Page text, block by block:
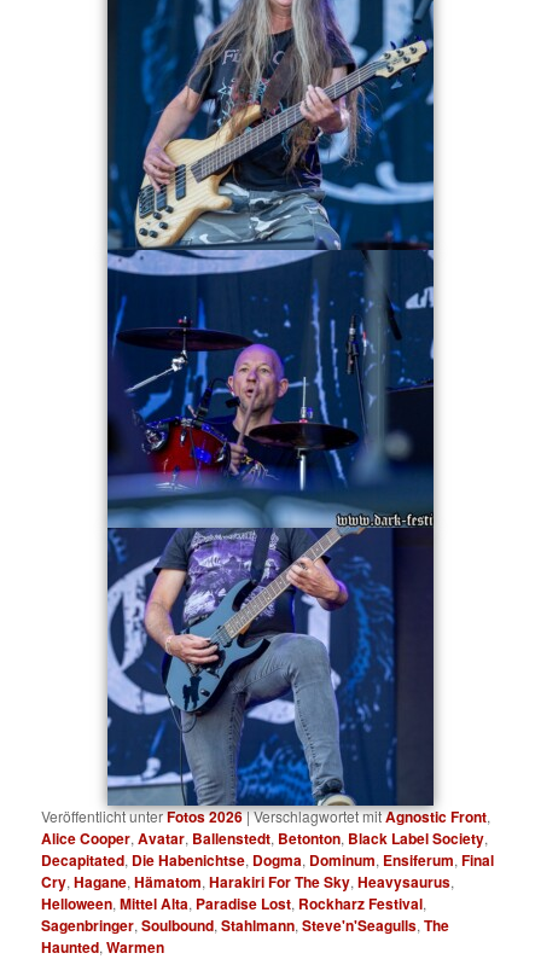
Veröffentlicht unterFotos 2026|Verschlagwortet mitAgnostic Front,
Alice Cooper,Avatar, Ballenstedt, Betonton, Black Label Society,
Decapitated, Die Habenichtse, Dogma, Dominum, Ensiferum,Final
Cry,Hagane,Hämatom,Harakiri For The Sky,Heavysaurus,
Helloween,Mittel Alta, Paradise Lost, Rockharz Festival,
Sagenbringer,Soulbound,Stahlmann,Steve'n'Seagulls,The
Haunted,Warmen